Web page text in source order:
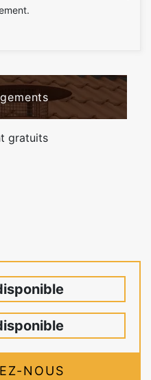
gratuits
NOUS